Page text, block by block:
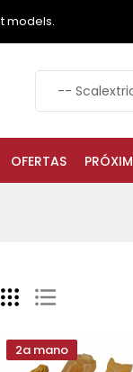
models.
OFERTAS
2a mano